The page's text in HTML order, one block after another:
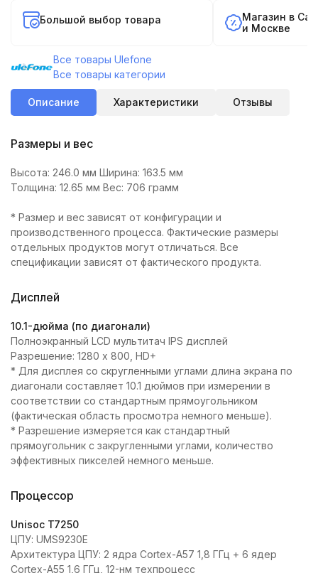
Большой выбор товара
Магазин в
и Москве
Все товары Ulefone
Все товары категории
Описание Характеристики Отзывы
Размеры и вес
Высота: 246.0 мм Ширина: 163.5 мм
Толщина: 12.65 мм Вес: 706 грамм
* Размер и вес зависят от конфигурации и
производственного процесса. Фактические размеры
отдельных продуктов могут отличаться. Все
спецификации зависят от фактического продукта.
Дисплей
10.1-дюйма (по диагонали)
Полноэкранный LCD мультитач IPS дисплей
Разрешение: 1280 x 800, HD+
* Для дисплея со скругленными углами длина экрана по
диагонали составляет 10.1 дюймов при измерении в
соответствии со стандартным прямоугольником
(фактическая область просмотра немного меньше).
* Разрешение измеряется как стандартный
прямоугольник с закругленными углами, количество
эффективных пикселей немного меньше.
Процессор
Unisoc T7250
ЦПУ: UMS9230E
Архитектура ЦПУ: 2 ядра Cortex-A57 1,8 ГГц + 6 ядер
Cortex-A55 1,6 ГГц, 12-нм техпроцесс